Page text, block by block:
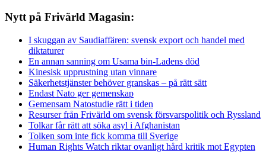
Nytt på Frivärld Magasin:
I skuggan av Saudiaffären: svensk export och handel med
diktaturer
En annan sanning om Usama bin-Ladens död
Kinesisk upprustning utan vinnare
Säkerhetstjänster behöver granskas – på rätt sätt
Endast Nato ger gemenskap
Gemensam Natostudie rätt i tiden
Resurser från Frivärld om svensk försvarspolitik och Ryssland
Tolkar får rätt att söka asyl i Afghanistan
Tolken som inte fick komma till Sverige
Human Rights Watch riktar ovanligt hård kritik mot Egypten